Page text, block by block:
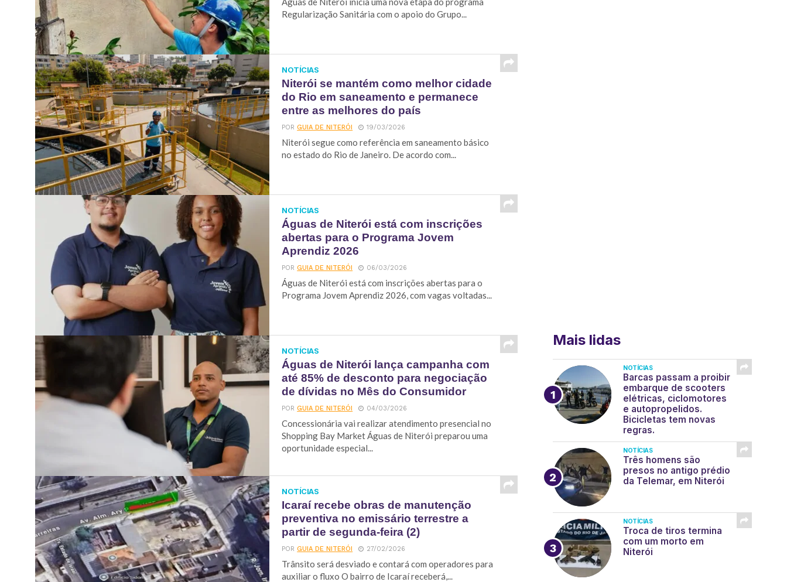
Regularização Sanitária com o apoio do Grupo...
NOTÍCIAS
Niterói se mantém como melhor cidade
do Rio em saneamento e permanece
entre as melhores do país
PORGUIA DE NITERÓI 19/03/2026
Niterói segue como referência em saneamento básico
no estado do Rio de Janeiro. De acordo com...
NOTÍCIAS
Águas de Niterói está com inscrições
abertas para o Programa Jovem
Aprendiz 2026
PORGUIA DE NITERÓI 06/03/2026
Águas de Niterói está com inscrições abertas para o
Programa Jovem Aprendiz 2026, com vagas voltadas...
NOTÍCIAS
Águas de Niterói lança campanha com
até 85% de desconto para negociação
de dívidas no Mês do Consumidor
PORGUIA DE NITERÓI 04/03/2026
Concessionária vai realizar atendimento presencial no
Shopping Bay Market Águas de Niterói preparou uma
oportunidade especial...
NOTÍCIAS
Icaraí recebe obras de manutenção
preventiva no emissário terrestre a
partir de segunda-feira (2)
PORGUIA DE NITERÓI 27/02/2026
Trânsito será desviado e contará com operadores para
auxiliar o fluxo O bairro de Icaraí receberá,...
Mais lidas
NOTÍCIAS
Barcas passam a proibir
embarque de scooters
elétricas, ciclomotores
e autopropelidos.
Bicicletas tem novas
regras.
NOTÍCIAS
Três homens são
presos no antigo prédio
da Telemar, em Niterói
NOTÍCIAS
Troca de tiros termina
com um morto em
Niterói